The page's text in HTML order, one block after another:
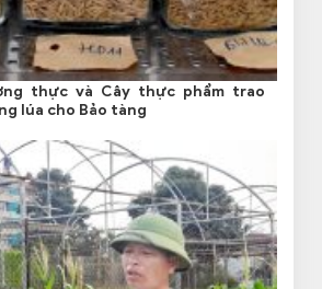
thực và Cây thực phẩm trao
lúa cho Bảo tàng